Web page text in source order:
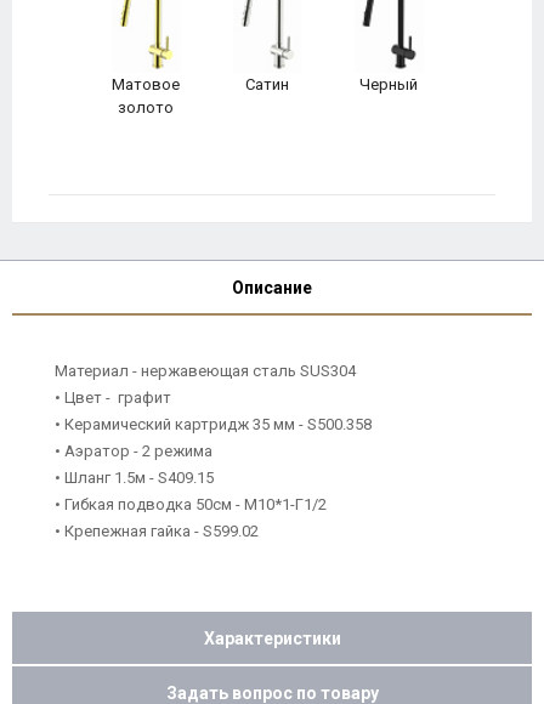
Матовое
золото
Сатин Черный
Описание
Материал - нержавеющая сталь SUS304
• Цвет - графит
• Керамический картридж 35 мм - S500.358
• Аэратор - 2 режима
• Шланг 1.5м - S409.15
• Гибкая подводка 50см - M10*1-Г1/2
• Крепежная гайка - S599.02
Характеристики
Задать вопрос по товару